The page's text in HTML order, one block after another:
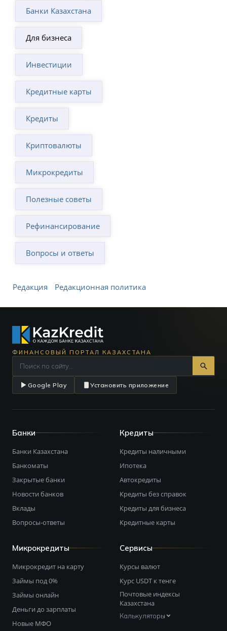
Банки Казахстана
Для бизнеса
Инвестиции
Кредитные карты
Кредиты
Криптовалюты
Микрокредиты
Полезные советы
Рефинансирование
Вопросы и ответы
Редакция Редакционная политика
ФИНАНСОВЫЙ ПОРТАЛ КАЗАХСТАНА
Google Play Установить приложение
Банки
Банки Казахстана
Банкоматы
Закрытые банки
Новости банков
Вклады
Вопросы-ответы
Кредиты
Кредиты наличными
Ипотека
Автокредиты
Кредиты без справок
Кредиты для бизнеса
Кредитные карты
Микрокредиты
Микрокредит на карту
Займы под 0%
Займы онлайн
Деньги до зарплаты
Новые МФО
Сервисы
Курсы валют
Курс USDT к тенге
Почтовые индексы
Казахстана
Калькуляторы